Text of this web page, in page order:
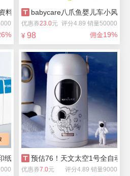
料册30/40页babycare八爪鱼婴儿车小风扇
优惠券23.0元 评分4.89 销量50000
¥ 98 佣金19%
纸*500张预估76！天文太空1号全自动旋
优惠券7.0元 评分4.89 销量9000